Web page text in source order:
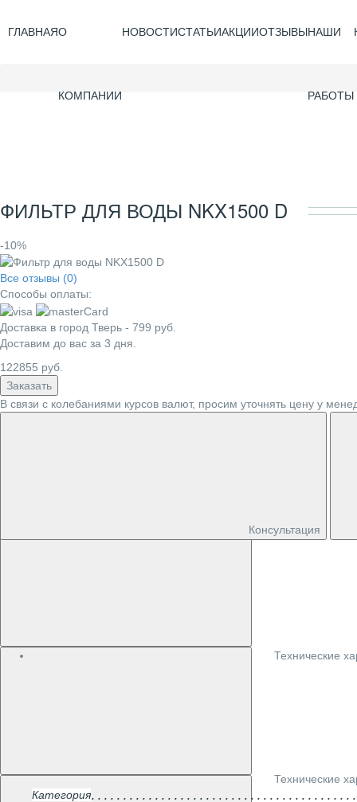
ГЛАВНАЯО
КОМПАНИИ
НОВОСТИСТАТЬИАКЦИИОТЗЫВЫНАШИ
РАБОТЫ
ФИЛЬТР ДЛЯ ВОДЫ NKX1500 D
-10%
Все отзывы (0)
Способы оплаты:
Доставка в город Тверь - 799 руб.
Доставим до вас за 3 дня.
122855 руб.
Заказать
В связи с колебаниями курсов валют, просим уточнять цену у
Консультация
Технические
Технические
Категория